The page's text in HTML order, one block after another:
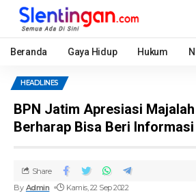
Beranda Gaya Hidup Hukum
HEADLINES
BPN Jatim Apresiasi
Berharap Bisa Beri
By Admin Kamis, 22 Sep 2022
Share